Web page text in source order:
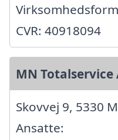
CVR: 40918094
MN Totalservice
Skovvej 9, 5330
Ansatte: